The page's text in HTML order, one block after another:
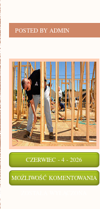
POSTED BY ADMIN
CZERWIEC - 4 - 2026
MOŻLIWOŚĆ KOMENTOWANIA